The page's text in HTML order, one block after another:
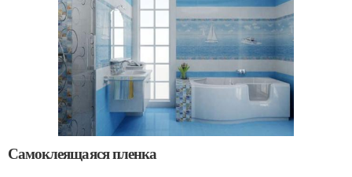
Самоклеящаяся пленка